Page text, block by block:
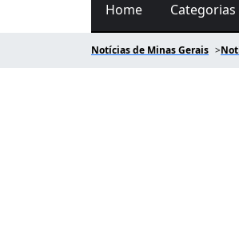
Home Categorias
Notícias de Minas Gerais